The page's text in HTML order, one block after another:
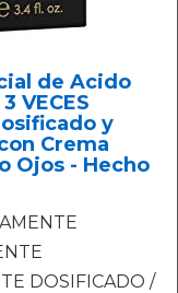
de Acido
VECES
y
Crema
Ojos - Hecho
DOSIFICADO /